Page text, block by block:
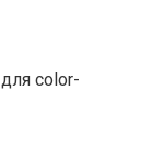
color-